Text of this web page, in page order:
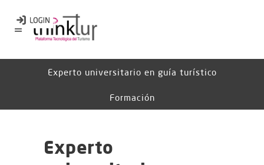
Experto universitario en guía turístico
Formación
Experto